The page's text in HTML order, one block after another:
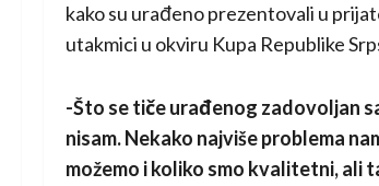
kako su urađeno prezentovali u
utakmici u okviru Kupa Republike
-Što se tiče urađenog zadovoljan
nisam. Nekako najviše problema
možemo i koliko smo kvalitetni, ali